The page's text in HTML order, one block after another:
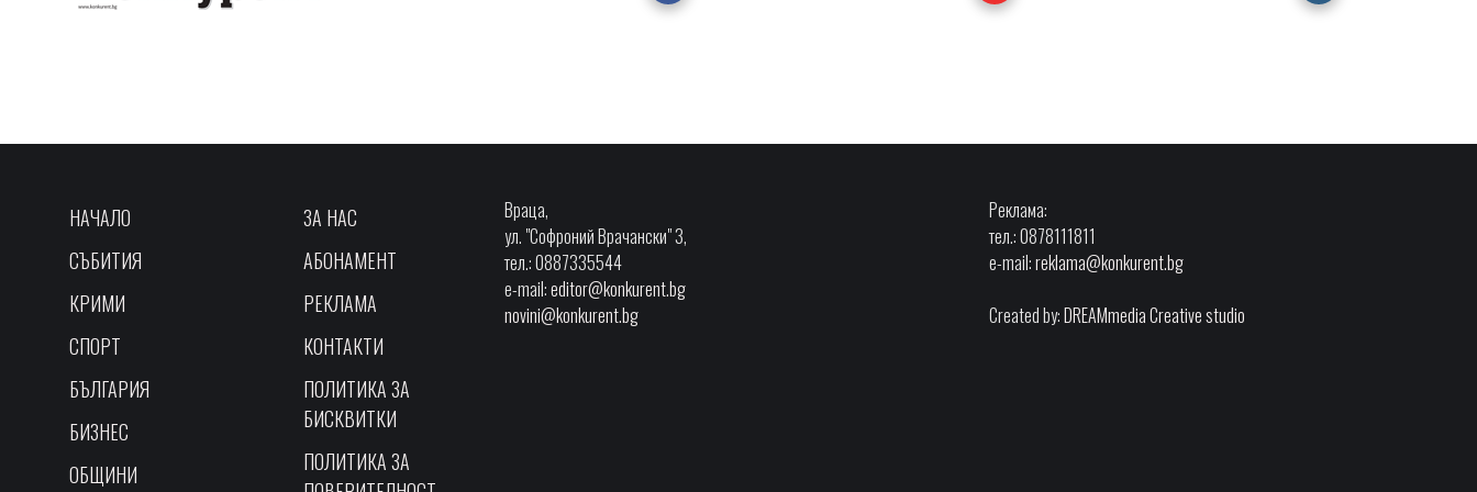
НАЧАЛО
СЪБИТИЯ
КРИМИ
СПОРТ
БЪЛГАРИЯ
БИЗНЕС
ОБЩИНИ
ЗА НАС
АБОНАМЕНТ
РЕКЛАМА
КОНТАКТИ
ПОЛИТИКА ЗА
БИСКВИТКИ
ПОЛИТИКА ЗА
Враца,
ул. "Софроний Врачански" 3,
тел.: 0887335544
e-mail:editor@konkurent.bg
novini@konkurent.bg
Реклама:
тел.: 0878111811
e-mail:reklama@konkurent.bg
Created by:DREAMmedia Creative studio